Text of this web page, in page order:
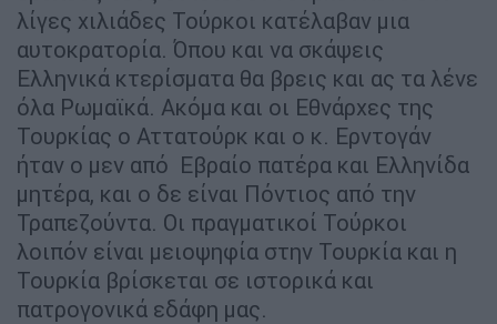
λίγες χιλιάδες Τούρκοι κατέλαβαν μια
αυτοκρατορία. Όπου και να σκάψεις
Ελληνικά κτερίσματα θα βρεις και ας τα λένε
όλα Ρωμαϊκά. Ακόμα και οι Εθνάρχες της
Τουρκίας ο Αττατούρκ και ο κ. Ερντογάν
ήταν ο μεν από Εβραίο πατέρα και Ελληνίδα
μητέρα, και ο δε είναι Πόντιος από την
Τραπεζούντα. Οι πραγματικοί Τούρκοι
λοιπόν είναι μειοψηφία στην Τουρκία και η
Τουρκία βρίσκεται σε ιστορικά και
πατρογονικά εδάφη μας.